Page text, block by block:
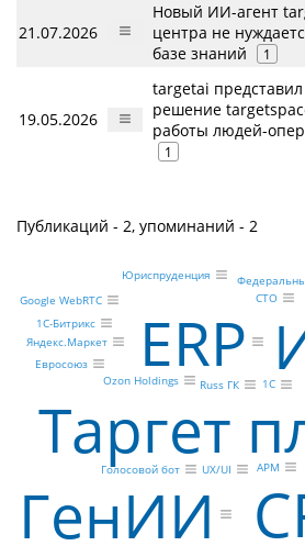
21.07.2026
Новый ИИ-агент
центра не
базе знаний
1
19.05.2026
targetai
решение
работы людей-
1
Публикаций - 2, упоминаний - 2
Таргет
ERP
ГенИИ
1С
Russ ГК
Ozon Holdings
Голосовой бот UX/UI АРМ
1С-Битрикс
Яндекс.Маркет
Google WebRTC
Евросоюз
CTO
Юриспруденция